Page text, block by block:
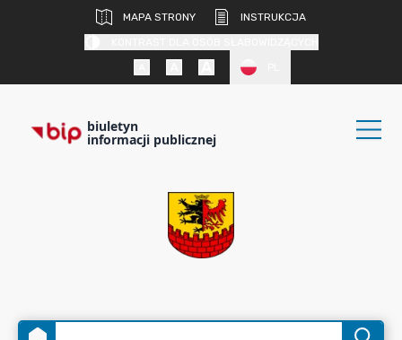
MAPA STRONY
INSTRUKCJA
biuletyn
informacji publicznej